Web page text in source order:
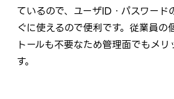
ているので、ユーザID・パスワード
ぐに使えるので便利です。従業員の
トールも不要なため管理面でもメ
す。